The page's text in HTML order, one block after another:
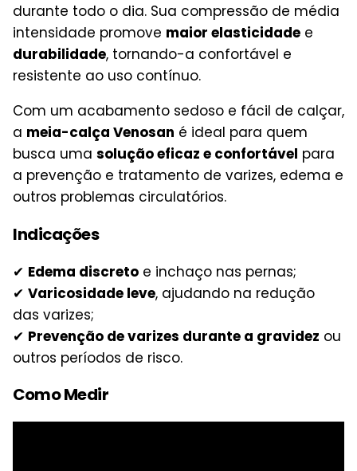
durante todo o dia. Sua compressão de média
intensidade promove maior elasticidade e
durabilidade, tornando-a confortável e
resistente ao uso contínuo.
Com um acabamento sedoso e fácil de calçar,
a meia-calça Venosan é ideal para quem
busca uma solução eficaz e confortável para
a prevenção e tratamento de varizes, edema e
outros problemas circulatórios.
Indicações
✔ Edema discreto e inchaço nas pernas;
✔ Varicosidade leve, ajudando na redução
das varizes;
✔ Prevenção de varizes durante a gravidez ou
outros períodos de risco.
Como Medir